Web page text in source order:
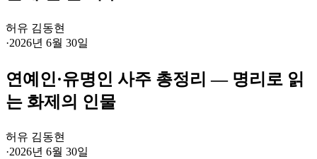
허유 김동현
·2026년 6월 30일
연예인·유명인 사주 총정리 — 명리로 읽
는 화제의 인물
허유 김동현
·2026년 6월 30일